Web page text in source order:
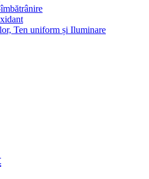
Ten uniform și Iluminare